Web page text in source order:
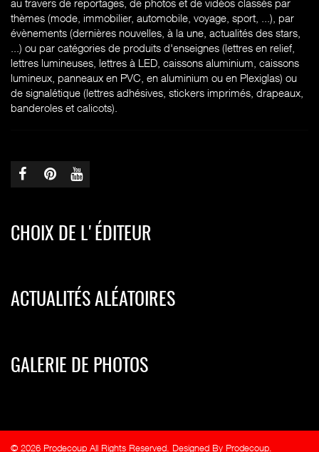
au travers de reportages, de photos et de vidéos classés par
thèmes (mode, immobilier, automobile, voyage, sport, ...), par
évènements (dernières nouvelles, à la une, actualités des stars,
...) ou par catégories de produits d'enseignes (lettres en relief,
lettres lumineuses, lettres à LED, caissons aluminium, caissons
lumineux, panneaux en PVC, en aluminium ou en Plexiglas) ou
de signalétique (lettres adhésives, stickers imprimés, drapeaux,
banderoles et calicots).
CHOIX DE L'ÉDITEUR
ACTUALITÉS ALÉATOIRES
GALERIE DE PHOTOS
© 2026 Prodecoup All Rights Reserved. Designed By Prodecoup.